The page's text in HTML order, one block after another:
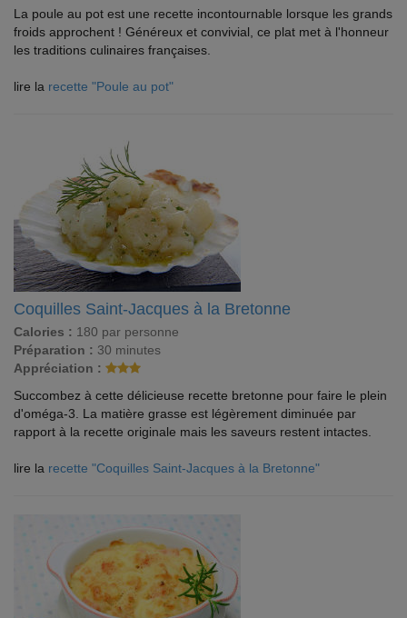
La poule au pot est une recette incontournable lorsque les grands
froids approchent ! Généreux et convivial, ce plat met à l'honneur
les traditions culinaires françaises.
lire la recette "Poule au pot"
Coquilles Saint-Jacques à la Bretonne
Calories : 180 par personne
Préparation : 30 minutes
Appréciation :
Succombez à cette délicieuse recette bretonne pour faire le plein
d'oméga-3. La matière grasse est légèrement diminuée par
rapport à la recette originale mais les saveurs restent intactes.
lire la recette "Coquilles Saint-Jacques à la Bretonne"